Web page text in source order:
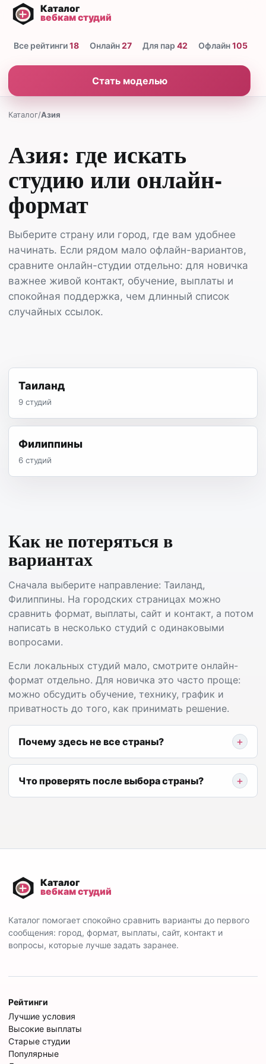
Все рейтинги18 Онлайн27 Для пар 42 Офлайн105
Стать моделью
Каталог/Азия
Азия: где искать
студию или онлайн-
формат
Выберите страну или город, где вам удобнее
начинать. Если рядом мало офлайн-вариантов,
сравните онлайн-студии отдельно: для новичка
важнее живой контакт, обучение, выплаты и
спокойная поддержка, чем длинный список
случайных ссылок.
Таиланд
9 студий
Филиппины
6 студий
Как не потеряться в
вариантах
Сначала выберите направление: Таиланд,
Филиппины. На городских страницах можно
сравнить формат, выплаты, сайт и контакт, а потом
написать в несколько студий с одинаковыми
вопросами.
Если локальных студий мало, смотрите онлайн-
формат отдельно. Для новичка это часто проще:
можно обсудить обучение, технику, график и
приватность до того, как принимать решение.
Почему здесь не все страны?
Что проверять после выбора страны?
Каталог помогает спокойно сравнить варианты до первого
сообщения: город, формат, выплаты, сайт, контакт и
вопросы, которые лучше задать заранее.
Рейтинги
Лучшие условия
Высокие выплаты
Старые студии
Популярные